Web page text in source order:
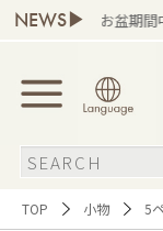
NEWS▶ お盆期間
TOP 小物 5